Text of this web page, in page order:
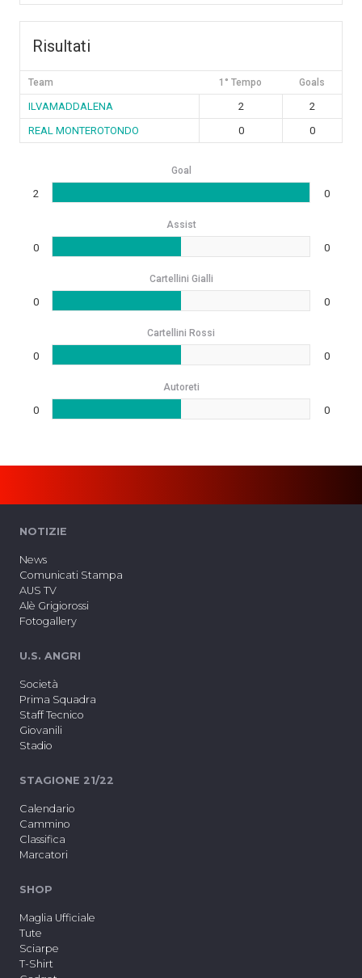
Risultati
Team 1° Tempo Goals
ILVAMADDALENA 2
2
REAL MONTEROTONDO
0 0
Goal
2 0
Assist
0 0
Cartellini Gialli
0 0
Cartellini Rossi
0 0
Autoreti
0 0
NOTIZIE
News
Comunicati Stampa
AUS TV
Alè Grigiorossi
Fotogallery
U.S. ANGRI
Società
Prima Squadra
Staff Tecnico
Giovanili
Stadio
STAGIONE 21/22
Calendario
Cammino
Classifica
Marcatori
SHOP
Maglia Ufficiale
Tute
Sciarpe
T-Shirt